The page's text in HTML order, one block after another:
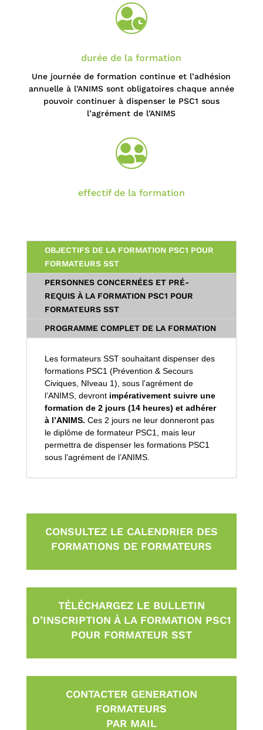

durée de la formation
Une journée de formation continue et l’adhésion
annuelle à l’ANIMS sont obligatoires chaque année
pouvoir continuer à dispenser le PSC1 sous
l’agrément de l’ANIMS

effectif de la formation
OBJECTIFS DE LA FORMATION PSC1 POUR
FORMATEURS SST
PERSONNES CONCERNÉES ET PRÉ-
REQUIS À LA FORMATION PSC1 POUR
FORMATEURS SST
PROGRAMME COMPLET DE LA FORMATION
Les formateurs SST souhaitant dispenser des
formations PSC1 (Prévention & Secours
Civiques, NIveau 1), sous l’agrément de
l’ANIMS, devront impérativement suivre une
formation de 2 jours (14 heures) et adhérer
à l’ANIMS. Ces 2 jours ne leur donneront pas
le diplôme de formateur PSC1, mais leur
permettra de dispenser les formations PSC1
sous l’agrément de l’ANIMS.
CONSULTEZ LE CALENDRIER DES
FORMATIONS DE FORMATEURS
TÉLÉCHARGEZ LE BULLETIN
D’INSCRIPTION À LA FORMATION PSC1
POUR FORMATEUR SST
CONTACTER GENERATION
FORMATEURS
PAR MAIL